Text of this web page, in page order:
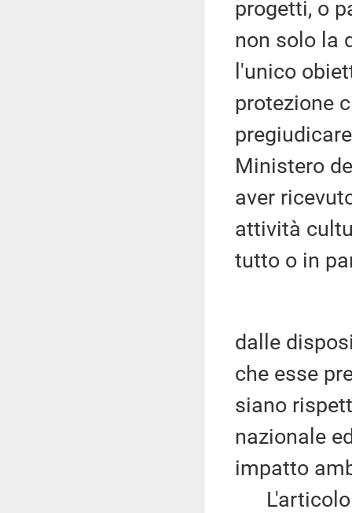
progetti, o
non solo la
l'unico
protezione
Ministero
aver
attività
tutto o in
dalle
che esse
siano
nazionale
impatto
L'articolo